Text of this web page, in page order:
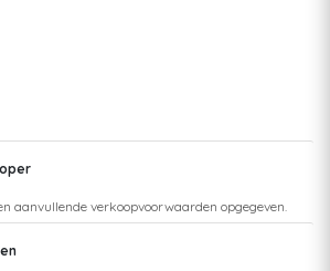
aanvullende verkoopvoorwaarden opgegeven.